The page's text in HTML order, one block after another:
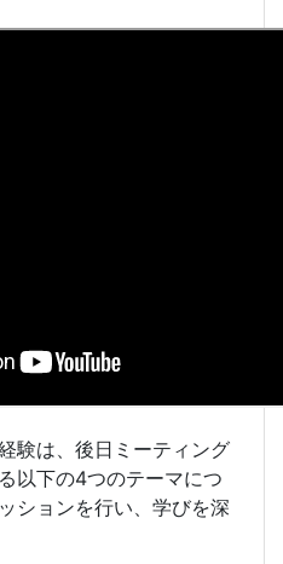
験は、後日ミーティング
以下の4つのテーマにつ
ションを行い、学びを深